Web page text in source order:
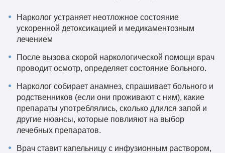
Нарколог устраняет неотложное состояние
ускоренной детоксикацией и медикаментозным
лечением
После вызова скорой наркологической помощи врач
проводит осмотр, определяет состояние больного.
Нарколог собирает анамнез, спрашивает больного и
родственников (если они проживают с ним), какие
препараты употреблялись, сколько длился запой и
другие нюансы, которые повлияют на выбор
лечебных препаратов.
Врач ставит капельницу с инфузионным раствором,